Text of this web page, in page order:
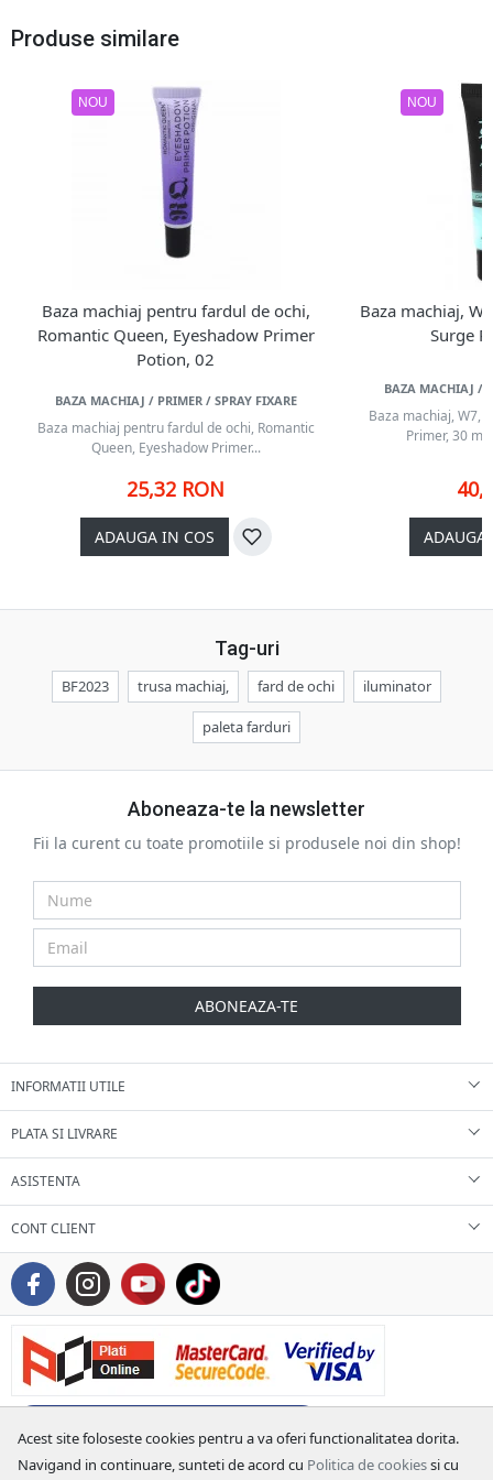
Acest site foloseste cookies pentru a va oferi functionalitatea dorita.
Navigand in continuare, sunteti de acord cu Politica de cookiessi cu
Produse similare
NOU
Baza machiaj pentru fardul de ochi,
Romantic Queen, Eyeshadow Primer
Potion, 02
BAZA MACHIAJ / PRIMER / SPRAY FIXARE
Baza machiaj pentru fardul de ochi, Romantic
Queen, Eyeshadow Primer...
25,32 RON
ADAUGA IN COS
NOU
Baza machiaj,
Surge
BAZA MACHIAJ /
Baza machiaj, W7,
Primer, 30 ml
ADAUGA
Tag-uri
BF2023 trusa machiaj, fard de ochi iluminator
paleta farduri
Aboneaza-te la newsletter
Fii la curent cu toate promotiile si produsele noi din shop!
ABONEAZA-TE
INFORMATII UTILE
PLATA SI LIVRARE
ASISTENTA
CONT CLIENT